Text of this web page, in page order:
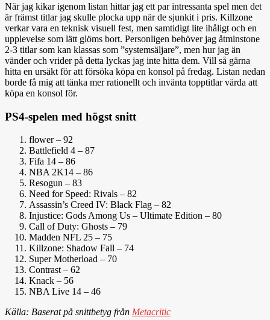
När jag kikar igenom listan hittar jag ett par intressanta spel men det
är främst titlar jag skulle plocka upp när de sjunkit i pris. Killzone
verkar vara en teknisk visuell fest, men samtidigt lite ihåligt och en
upplevelse som lätt glöms bort. Personligen behöver jag åtminstone
2-3 titlar som kan klassas som ”systemsäljare”, men hur jag än
vänder och vrider på detta lyckas jag inte hitta dem. Vill så gärna
hitta en ursäkt för att försöka köpa en konsol på fredag. Listan nedan
borde få mig att tänka mer rationellt och invänta topptitlar värda att
köpa en konsol för.
PS4-spelen med högst snitt
flower – 92
Battlefield 4 – 87
Fifa 14 – 86
NBA 2K14 – 86
Resogun – 83
Need for Speed: Rivals – 82
Assassin’s Creed IV: Black Flag – 82
Injustice: Gods Among Us – Ultimate Edition – 80
Call of Duty: Ghosts – 79
Madden NFL 25 – 75
Killzone: Shadow Fall – 74
Super Motherload – 70
Contrast – 62
Knack – 56
NBA Live 14 – 46
Källa: Baserat på snittbetyg från Metacritic